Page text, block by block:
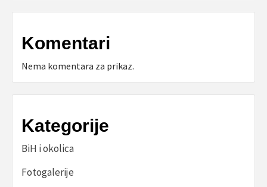
Komentari
Nema komentara za prikaz.
Kategorije
BiH i okolica
Fotogalerije